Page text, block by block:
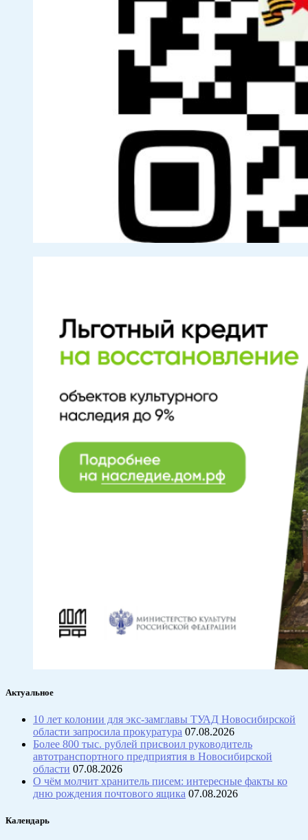
Актуальное
10 лет колонии для экс-замглавы ТУАД Новосибирской
области запросила прокуратура 07.08.2026
Более 800 тыс. рублей присвоил руководитель
автотранспортного предприятия в Новосибирской
области 07.08.2026
О чём молчит хранитель писем: интересные факты ко
дню рождения почтового ящика 07.08.2026
Календарь